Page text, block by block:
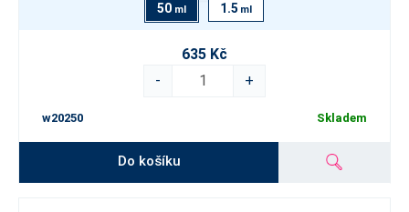
50 ml 1.5 ml
635 Kč
-
+
w20250 Skladem
Do košíku